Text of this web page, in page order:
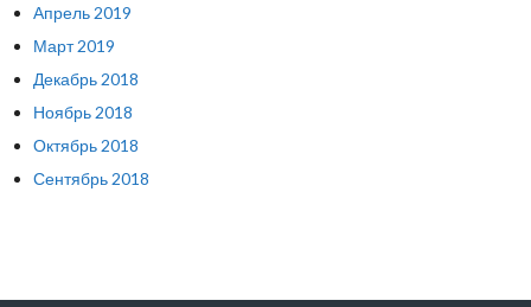
Апрель 2019
Март 2019
Декабрь 2018
Ноябрь 2018
Октябрь 2018
Сентябрь 2018